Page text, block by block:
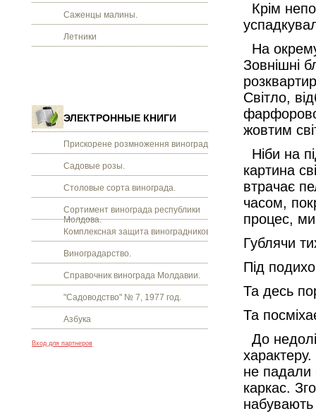
Саженцы малины.
Летники
ЭЛЕКТРОННЫЕ КНИГИ
Прискорене розмноження винограду.
Садовые розы.
Столовые сорта винограда.
Сортимент винограда республики
Молдова.
Комплексная защита виноградников.
Виноградарство.
Справочник винограда Молдавии.
"Садоводство" № 7, 1977 год.
Азбука
Вход для партнеров
Крім
На
Зовнішні
Світло,
жовтим
Ніби на
картина
втрачає
часом,
процес,
Гублячи
Під
Та десь
Та
До
не падали
каркас.